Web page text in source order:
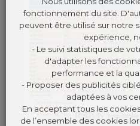
fonctionnement du site.
peuvent être utilisé sur notre
expérience,
- Le suivi statistiques de
d'adapter les
performance et la
- Proposer des publicités
adaptées à vos
En acceptant tous les
de l’ensemble des cookies